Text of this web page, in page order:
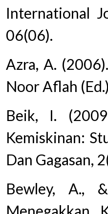
International
06(06).
Azra, A.
Noor Aflah
Beik, I.
Kemiskinan:
Dan Gagasan,
Bewley, A.,
Menegakkan